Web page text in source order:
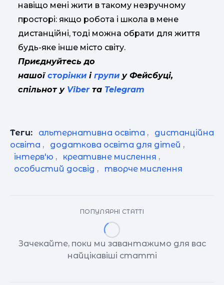
навіщо мені жити в такому незручному
просторі: якщо робота і школа в мене
дистанційні, тоді можна обрати для життя
будь-яке інше місто світу.
Приєднуйтесь до
нашої сторінки і групи у Фейсбуці,
спільнот у Viberта Telegram
Теги: альтернативна освіта ,
дистанційна
освіта , додаткова освіта для дітей ,
інтерв'ю , креативне мислення ,
особистий досвід , творче мислення
ПОПУЛЯРНІ СТАТТІ
Зачекайте, поки ми завантажимо для вас
найцікавіші статті